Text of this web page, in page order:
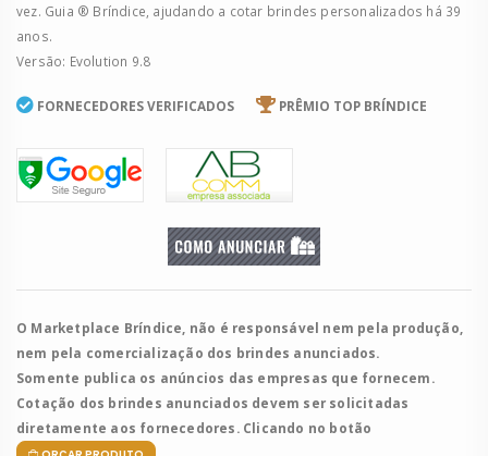
vez. Guia ® Bríndice, ajudando a cotar brindes personalizados há 39
anos.
Versão: Evolution 9.8
FORNECEDORES VERIFICADOS PRÊMIO TOP BRÍNDICE
O Marketplace Bríndice, não é responsável nem pela produção,
nem pela comercialização dos brindes anunciados.
Somente publica os anúncios das empresas que fornecem.
Cotação dos brindes anunciados devem ser solicitadas
diretamente aos fornecedores. Clicando no botão